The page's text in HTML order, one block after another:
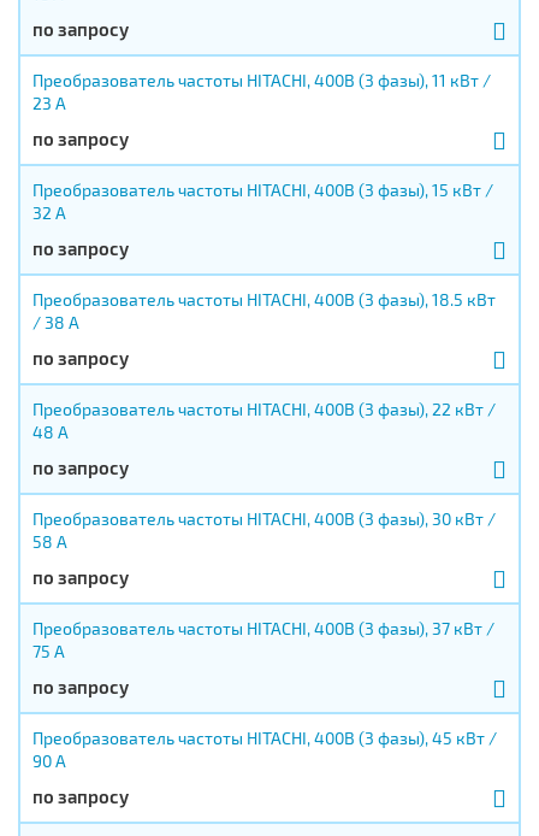
по запросу
Преобразователь частоты HITACHI, 400В (3 фазы), 11 кВт /
23 А
по запросу
Преобразователь частоты HITACHI, 400В (3 фазы), 15 кВт /
32 А
по запросу
Преобразователь частоты HITACHI, 400В (3 фазы), 18.5 кВт
/ 38 А
по запросу
Преобразователь частоты HITACHI, 400В (3 фазы), 22 кВт /
48 А
по запросу
Преобразователь частоты HITACHI, 400В (3 фазы), 30 кВт /
58 А
по запросу
Преобразователь частоты HITACHI, 400В (3 фазы), 37 кВт /
75 А
по запросу
Преобразователь частоты HITACHI, 400В (3 фазы), 45 кВт /
90 А
по запросу